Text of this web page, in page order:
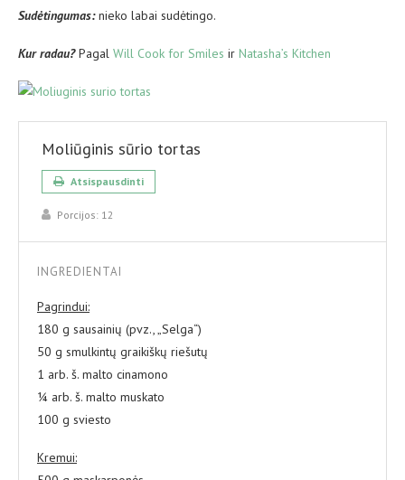
Sudėtingumas:nieko labai sudėtingo.
Kur radau?Pagal Will Cook for Smiles ir Natasha’s Kitchen
Moliūginis sūrio tortas
Atsispausdinti
Porcijos: 12
INGREDIENTAI
Pagrindui:
180 g sausainių (pvz., „Selga“)
50 g smulkintų graikiškų riešutų
1 arb. š. malto cinamono
¼ arb. š. malto muskato
100 g sviesto
Kremui: